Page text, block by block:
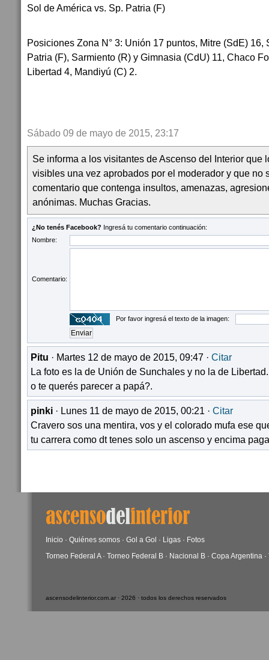
Sol de América vs. Sp. Patria (F)
Posiciones Zona N° 3: Unión 17 puntos, Mitre (SdE) 16,
Patria (F), Sarmiento (R) y Gimnasia (CdU) 11, Chaco
Libertad 4, Mandiyú (C) 2.
Sábado 09 de mayo de 2015, 23:17
Se informa a los visitantes de Ascenso del Interior que
visibles una vez aprobados por el moderador y que no
comentario que contenga insultos, amenazas,
anónimas. Muchas Gracias.
¿No tenés Facebook? Ingresá tu comentario continuación:
Nombre:
Comentario:
Por favor ingresá el texto de la imagen:
Pitu · Martes 12 de mayo de 2015, 09:47 · Citar
La foto es la de Unión de Sunchales y no la de
o te querés parecer a papá?.
pinki · Lunes 11 de mayo de 2015, 00:21 · Citar
Cravero sos una mentira, vos y el colorado mufa ese
tu carrera como dt tenes solo un ascenso y encima
Inicio · Quiénes somos · Gol a Gol · Ligas · Fotos
Torneo Federal A· Torneo Federal B · Nacional B · Copa Argentina ·
ascensodelinterior.com.ar · 2026 · todos los derechos reservados